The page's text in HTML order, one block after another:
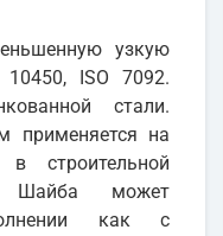
узкую
10450, ISO 7092.
стали.
применяется на
строительной
Шайба может
как с